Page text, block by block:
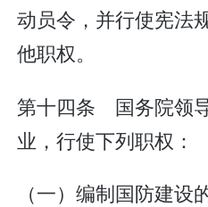
动员令，并行使宪法
他职权。
第十四条 国务院领
业，行使下列职权：
（一）编制国防建